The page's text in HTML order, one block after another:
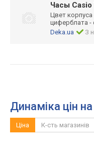
Часы Casio
Цвет
циферблата -
Deka.ua
З
Динаміка цін
Ціна К-сть магазинів